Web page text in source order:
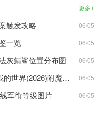
屏不错过精彩的每一帧
频，功能稳定兼容性强
制等多种录制视频模式
、易用、稳定的用户体验
录制、画笔批注与画中画录
更多+
触发攻略 06/05
一览 06/05
灰鲭鲨位置分布图 06/05
我的世界(自定义)附魔指令大全 我的世界(2026)附魔指令代码大全 06/05
军衔等级图片 06/05